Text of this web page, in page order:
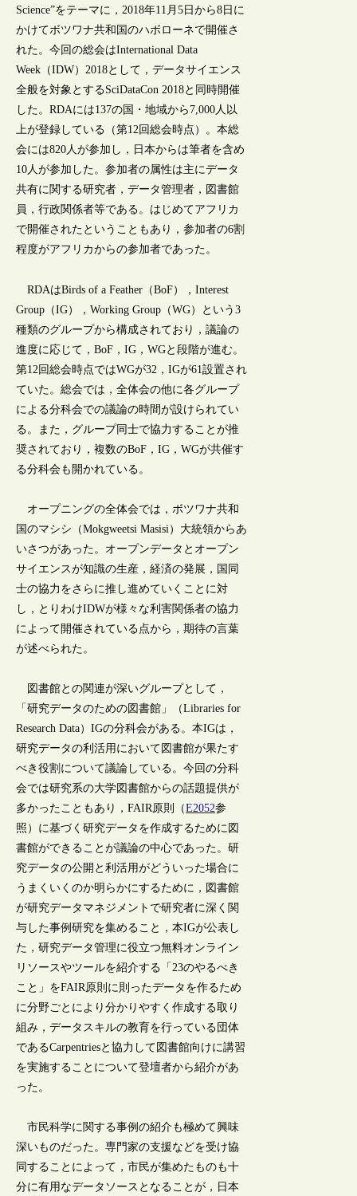
Science”をテーマに，2018年11月5日から8日に
かけてボツワナ共和国のハボローネで開催さ
れた。今回の総会はInternational Data
Week（IDW）2018として，データサイエンス
全般を対象とするSciDataCon 2018と同時開催
した。RDAには137の国・地域から7,000人以
上が登録している（第12回総会時点）。本総
会には820人が参加し，日本からは筆者を含め
10人が参加した。参加者の属性は主にデータ
共有に関する研究者，データ管理者，図書館
員，行政関係者等である。はじめてアフリカ
で開催されたということもあり，参加者の6割
程度がアフリカからの参加者であった。
RDAはBirds of a Feather（BoF），Interest
Group（IG），Working Group（WG）という3
種類のグループから構成されており，議論の
進度に応じて，BoF，IG，WGと段階が進む。
第12回総会時点ではWGが32，IGが61設置され
ていた。総会では，全体会の他に各グループ
による分科会での議論の時間が設けられてい
る。また，グループ同士で協力することが推
奨されており，複数のBoF，IG，WGが共催す
る分科会も開かれている。
オープニングの全体会では，ボツワナ共和
国のマシシ（Mokgweetsi Masisi）大統領からあ
いさつがあった。オープンデータとオープン
サイエンスが知識の生産，経済の発展，国同
士の協力をさらに推し進めていくことに対
し，とりわけIDWが様々な利害関係者の協力
によって開催されている点から，期待の言葉
が述べられた。
図書館との関連が深いグループとして，
「研究データのための図書館」（Libraries for
Research Data）IGの分科会がある。本IGは，
研究データの利活用において図書館が果たす
べき役割について議論している。今回の分科
会では研究系の大学図書館からの話題提供が
多かったこともあり，FAIR原則（E2052参
照）に基づく研究データを作成するために図
書館ができることが議論の中心であった。研
究データの公開と利活用がどういった場合に
うまくいくのか明らかにするために，図書館
が研究データマネジメントで研究者に深く関
与した事例研究を集めること，本IGが公表し
た，研究データ管理に役立つ無料オンライン
リソースやツールを紹介する「23のやるべき
こと」をFAIR原則に則ったデータを作るため
に分野ごとにより分かりやすく作成する取り
組み，データスキルの教育を行っている団体
であるCarpentriesと協力して図書館向けに講習
を実施することについて登壇者から紹介があ
った。
市民科学に関する事例の紹介も極めて興味
深いものだった。専門家の支援などを受け協
同することによって，市民が集めたものも十
分に有用なデータソースとなることが，日本